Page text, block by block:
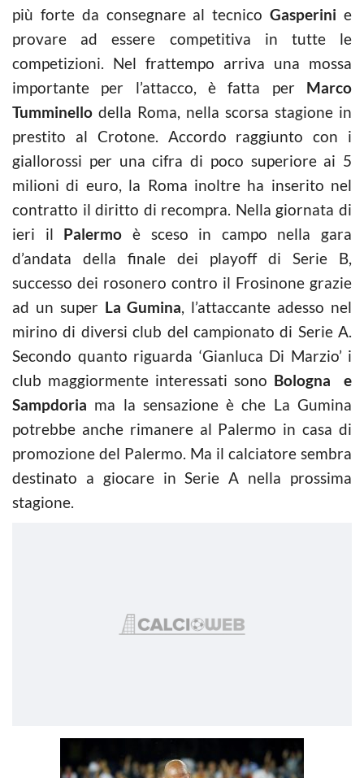
più forte da consegnare al tecnicoGasperini e
provare ad essere competitiva in tutte le
competizioni. Nel frattempo arriva una mossa
importante per l’attacco, è fatta per Marco
Tumminello della Roma, nella scorsa stagione in
prestito al Crotone. Accordo raggiunto con i
giallorossi per una cifra di poco superiore ai 5
milioni di euro, la Roma inoltre ha inserito nel
contratto il diritto di recompra. Nella giornata di
ieri il Palermo è sceso in campo nella gara
d’andata della finale dei playoff di Serie B,
successo dei rosonero contro il Frosinone grazie
ad un super La Gumina, l’attaccante adesso nel
mirino di diversi club del campionato di Serie A.
Secondo quanto riguarda ‘Gianluca Di Marzio’ i
club maggiormente interessati sono Bologna e
Sampdoria ma la sensazione è che La Gumina
potrebbe anche rimanere al Palermo in casa di
promozione del Palermo. Ma il calciatore sembra
destinato a giocare in Serie A nella prossima
stagione.